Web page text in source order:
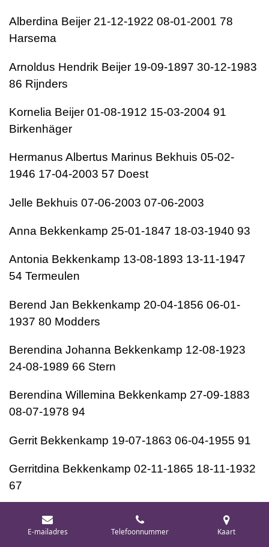
Alberdina Beijer 21-12-1922 08-01-2001 78
Harsema
Arnoldus Hendrik Beijer 19-09-1897 30-12-1983
86 Rijnders
Kornelia Beijer 01-08-1912 15-03-2004 91
Birkenhäger
Hermanus Albertus Marinus Bekhuis 05-02-
1946 17-04-2003 57 Doest
Jelle Bekhuis 07-06-2003 07-06-2003
Anna Bekkenkamp 25-01-1847 18-03-1940 93
Antonia Bekkenkamp 13-08-1893 13-11-1947
54 Termeulen
Berend Jan Bekkenkamp 20-04-1856 06-01-
1937 80 Modders
Berendina Johanna Bekkenkamp 12-08-1923
24-08-1989 66 Stern
Berendina Willemina Bekkenkamp 27-09-1883
08-07-1978 94
Gerrit Bekkenkamp 19-07-1863 06-04-1955 91
Gerritdina Bekkenkamp 02-11-1865 18-11-1932
67
Hermannus Gerhardus Bekkenkamp 30-07-
1865 06-03-1953 87 Beld
E-mailadres Telefoonnummer Kaart